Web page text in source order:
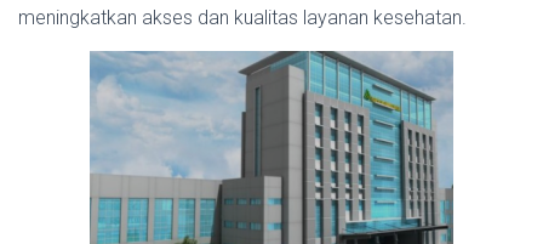
meningkatkan akses dan kualitas layanan kesehatan.